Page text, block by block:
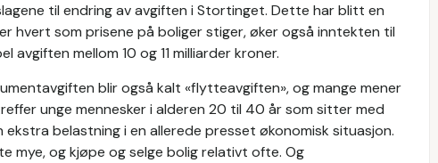
til endring av avgiften i Stortinget. Dette har blitt en
hvert som prisene på boliger stiger, øker også inntekten til
mellom 10 og 11 milliarder kroner.
blir også kalt «flytteavgiften», og mange mener
unge mennesker i alderen 20 til 40 år som sitter med
belastning i en allerede presset økonomisk situasjon.
mye, og kjøpe og selge bolig relativt ofte. Og